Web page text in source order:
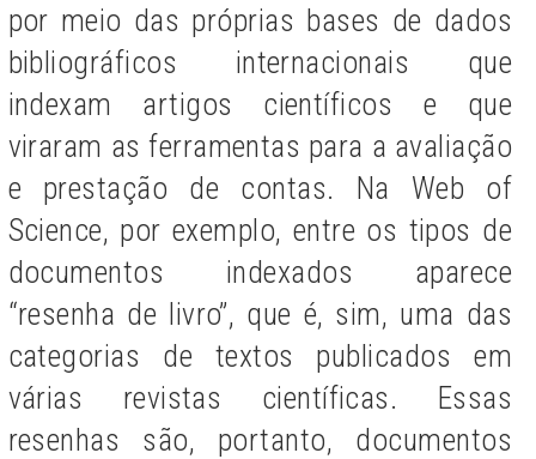
por meio das próprias bases de dados
bibliográficos internacionais que
indexam artigos científicos e que
viraram as ferramentas para a avaliação
e prestação de contas. Na Web of
Science, por exemplo, entre os tipos de
documentos indexados aparece
“resenha de livro”, que é, sim, uma das
categorias de textos publicados em
várias revistas científicas. Essas
resenhas são, portanto, documentos